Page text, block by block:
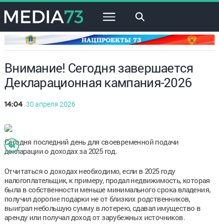
×
Внимание! Сегодня завершается
Декларационная кампания-2026
14:04 30 апреля 2026
Сегодня последний день для своевременной подачи
декларации о доходах за 2025 год.
Отчитаться о доходах необходимо, если в 2025 году
налогоплательщик, к примеру, продал недвижимость, которая
была в собственности меньше минимального срока владения,
получил дорогие подарки не от близких родственников,
выиграл небольшую сумму в лотерею, сдавал имущество в
аренду или получал доход от зарубежных источников.